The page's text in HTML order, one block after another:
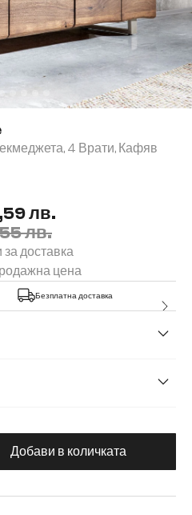
4 Врати, Кафяв
лв.
лв.
доставка
цена
Безплатна доставка
на продукта:
Добави в количката